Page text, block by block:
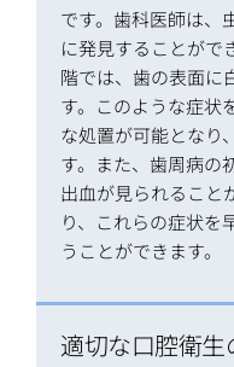
です。歯科医師は、
に発見することがで
階では、歯の表面に
す。このような症状
な処置が可能となり
す。また、歯周病の
出血が見られること
り、これらの症状を
うことができます。
適切な口腔衛生